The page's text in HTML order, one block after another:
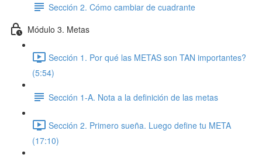
Sección 2. Cómo cambiar de cuadrante
Módulo 3. Metas
Sección 1. Por qué las METAS son TAN importantes?
(5:54)
Sección 1-A. Nota a la definición de las metas
Sección 2. Primero sueña. Luego define tu META
(17:10)